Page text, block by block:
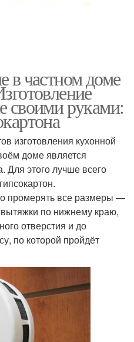
в частном доме
своими руками:
изготовления кухонной
доме является
Для этого лучше всего
промерять все размеры —
по нижнему краю,
отверстия и до
по которой пройдёт